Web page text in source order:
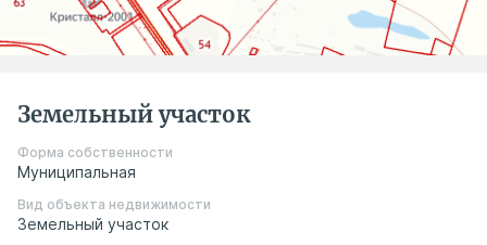
Земельный участок
Форма собственности
Муниципальная
Вид объекта недвижимости
Земельный участок